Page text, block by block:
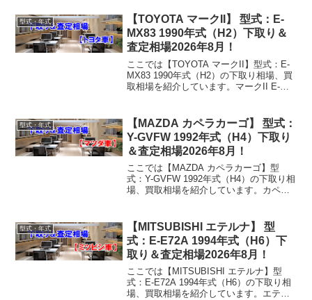
型式・年式
【TOYOTA マークII】 型式：E-
MX83 1990年式（H2）下取り＆
査定相場2026年8月！
ここでは【TOYOTA マークII】型式：E-
MX83 1990年式（H2）の下取り相場、買
取相場を紹介しています。マークII E-
買取り相場：マイナス1万...
型式・年式
【MAZDA カペラカーゴ】 型式：
Y-GVFW 1992年式（H4）下取り
＆査定相場2026年8月！
ここでは【MAZDA カペラカーゴ】型
式：Y-GVFW 1992年式（H4）の下取り相
場、買取相場を紹介しています。カペラ
円～3万円買取り相場：マイナス1...
型式・年式
【MITSUBISHI エテルナ】 型
式：E-E72A 1994年式（H6）下
取り＆査定相場2026年8月！
ここでは【MITSUBISHI エテルナ】型
式：E-E72A 1994年式（H6）の下取り相
場、買取相場を紹介しています。エテル